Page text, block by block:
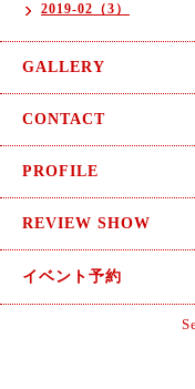
2019-02（3）
GALLERY
CONTACT
PROFILE
REVIEW SHOW
イベント予約